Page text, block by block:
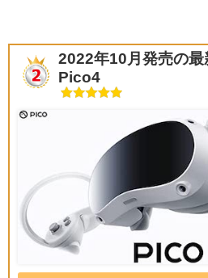
2022年10月発売の最
Pico4